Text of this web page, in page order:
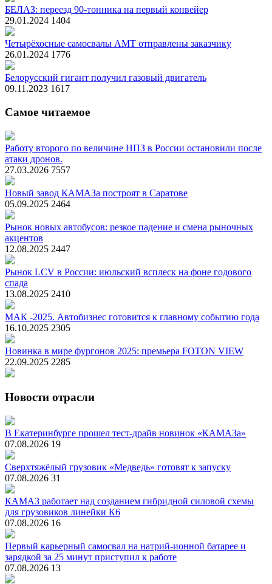
БЕЛАЗ: переезд 90-тонника на первый конвейер
29.01.2024 1404
Четырёхосные самосвалы АМТ отправлены заказчику
26.01.2024 1776
Белорусский гигант получил газовый двигатель
09.11.2023 1617
Самое читаемое
Работу второго по величине НПЗ в России остановили после
атаки дронов.
27.03.2026 7557
Новый завод КАМАЗа построят в Саратове
05.09.2025 2464
Рынок новых автобусов: резкое падение и смена рыночных
акцентов
12.08.2025 2447
Рынок LCV в России: июльский всплеск на фоне годового
спада
13.08.2025 2410
МАК -2025. Автобизнес готовится к главному событию года
16.10.2025 2305
Новинка в мире фургонов 2025: премьера FOTON VIEW
22.09.2025 2285
Новости отрасли
В Екатеринбурге прошел тест-драйв новинок «КАМАЗа»
07.08.2026 19
Сверхтяжёлый грузовик «Медведь» готовят к запуску
07.08.2026 31
КАМАЗ работает над созданием гибридной силовой схемы
для грузовиков линейки К6
07.08.2026 16
Первый карьерный самосвал на натрий-ионной батарее и
зарядкой за 25 минут приступил к работе
07.08.2026 13